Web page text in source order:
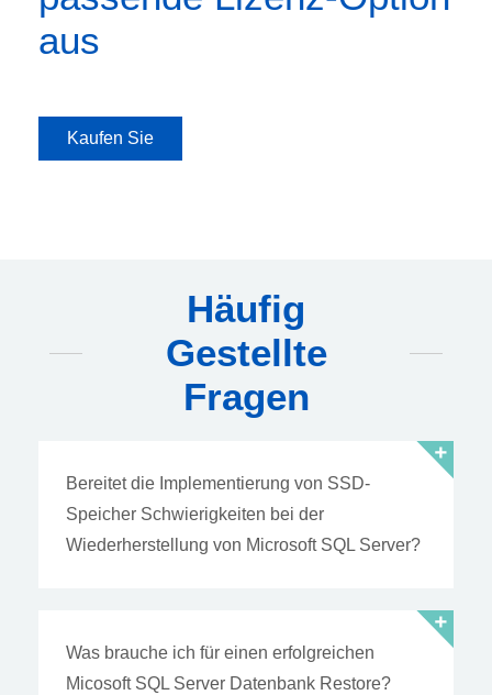
aus
Kaufen Sie
Häufig
Gestellte
Fragen
Bereitet die Implementierung von SSD-
Speicher Schwierigkeiten bei der
Wiederherstellung von Microsoft SQL Server?
Was brauche ich für einen erfolgreichen
Micosoft SQL Server Datenbank Restore?